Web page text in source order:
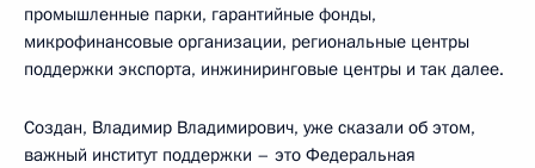
промышленные парки, гарантийные фонды,
микрофинансовые организации, региональные центры
поддержки экспорта, инжиниринговые центры и так далее.
Создан, Владимир Владимирович, уже сказали об этом,
важный институт поддержки – это Федеральная